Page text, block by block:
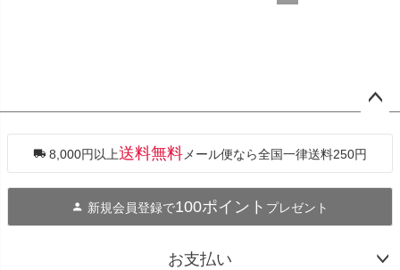
ジト
へ
8,000円以上送料無料メール便なら全国一律送料250円
新規会員登録で100ポイント プレゼント
お支払い